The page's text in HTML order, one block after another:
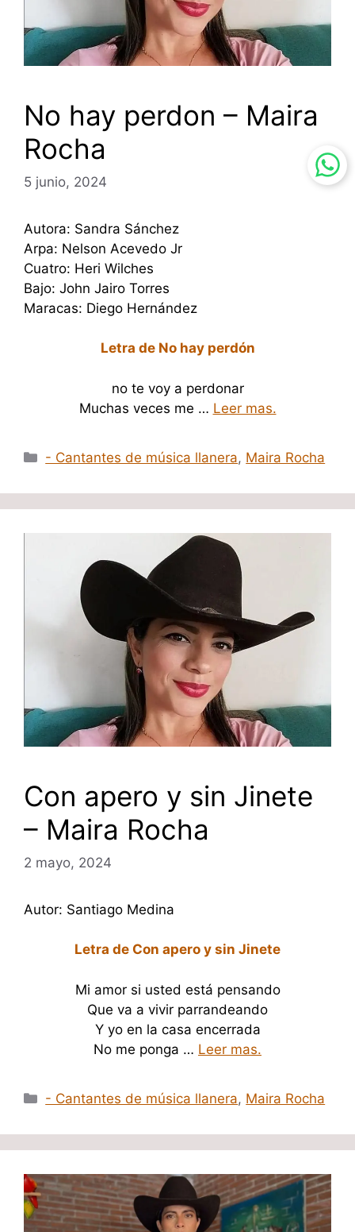
No hay perdon – Maira
Rocha
5 junio, 2024
Autora: Sandra Sánchez
Arpa: Nelson Acevedo Jr
Cuatro: Heri Wilches
Bajo: John Jairo Torres
Maracas: Diego Hernández
Letra de No hay perdón
no te voy a perdonar
Muchas veces me … Leer mas.
Categorías
- Cantantes de música llanera, Maira Rocha
Con apero y sin Jinete
– Maira Rocha
2 mayo, 2024
Autor: Santiago Medina
Letra de Con apero y sin Jinete
Mi amor si usted está pensando
Que va a vivir parrandeando
Y yo en la casa encerrada
No me ponga … Leer mas.
Categorías
- Cantantes de música llanera, Maira Rocha